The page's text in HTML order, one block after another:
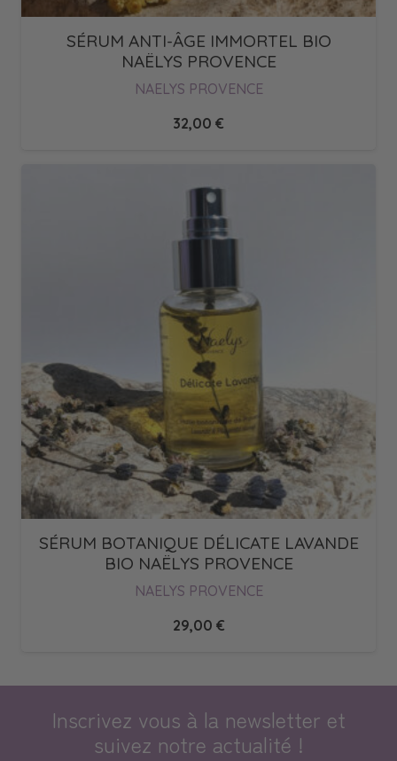
SÉRUM ANTI-ÂGE IMMORTEL BIO
NAËLYS PROVENCE
NAELYS PROVENCE
32,00 €
SÉRUM BOTANIQUE DÉLICATE LAVANDE
BIO NAËLYS PROVENCE
NAELYS PROVENCE
29,00 €
Inscrivez vous à la newsletter et
suivez notre actualité !